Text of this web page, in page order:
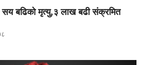
सय बढिको मृत्यु,३ लाख बढी संक्रमित